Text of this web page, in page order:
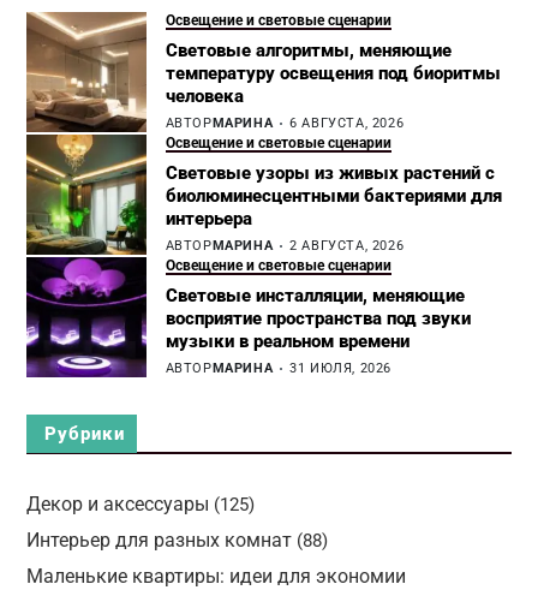
Освещение и световые сценарии
Световые алгоритмы, меняющие
температуру освещения под биоритмы
человека
АВТОР МАРИНА 6 АВГУСТА, 2026
Освещение и световые сценарии
Световые узоры из живых растений с
биолюминесцентными бактериями для
интерьера
АВТОР МАРИНА 2 АВГУСТА, 2026
Освещение и световые сценарии
Световые инсталляции, меняющие
восприятие пространства под звуки
музыки в реальном времени
АВТОР МАРИНА 31 ИЮЛЯ, 2026
Рубрики
Декор и аксессуары (125)
Интерьер для разных комнат(88)
Маленькие квартиры: идеи для экономии